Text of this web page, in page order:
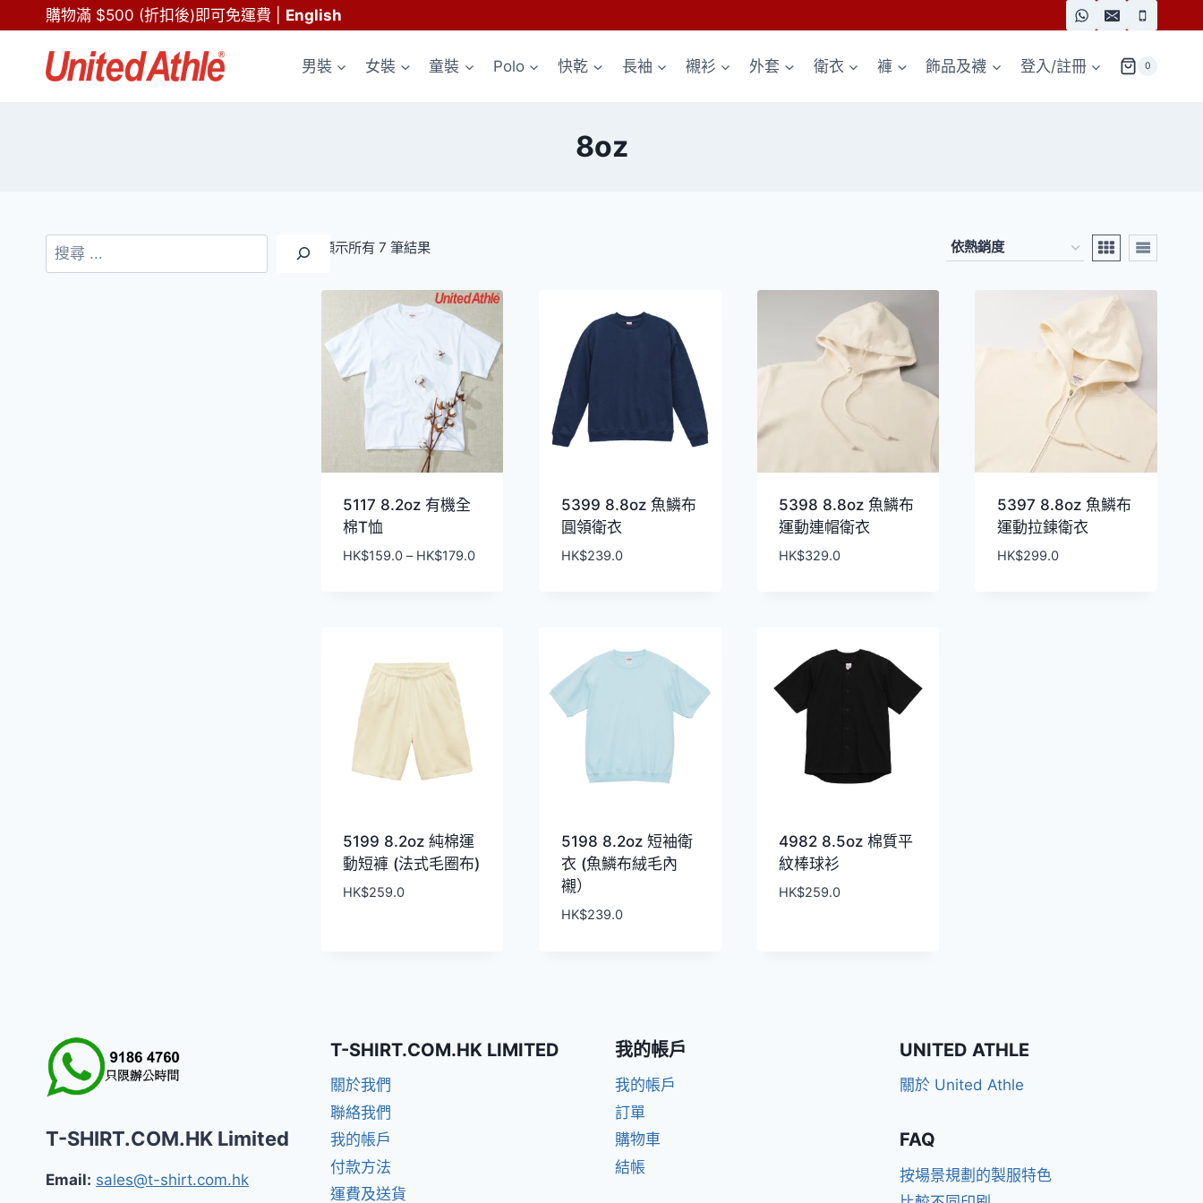
to
content
購物滿 $500 (折扣後)即可免運費 English
男裝 女裝 童裝 Polo 快乾 長袖 襯衫 外套 衛衣 褲 飾品及襪 登入/註冊 0
8oz
顯示所有 7 筆結果依
銷
排
5117 8.2oz 有機全
棉T恤
HK$159.0 – HK$179.0價
5399 8.8oz 魚鱗布
圓領衛衣
HK$239.0
5398 8.8oz 魚鱗布
運動連帽衛衣
HK$329.0
5397 8.8oz 魚鱗布
運動拉鍊衛衣
HK$299.0
5199 8.2oz 純棉運
動短褲 (法式毛圈布)
HK$259.0
5198 8.2oz 短袖衛
衣 (魚鱗布絨毛內
襯）
HK$239.0
4982 8.5oz ​棉質平
紋棒球衫
HK$259.0
搜
尋
T-SHIRT.COM.HK Limited
Email: sales@t-shirt.com.hk
T-SHIRT.COM.HK LIMITED
關於我們
聯絡我們
我的帳戶
付款方法
運費及送貨
我的帳戶
我的帳戶
訂單
購物車
結帳
UNITED ATHLE
關於 United Athle
FAQ
按場景規劃的製服特色